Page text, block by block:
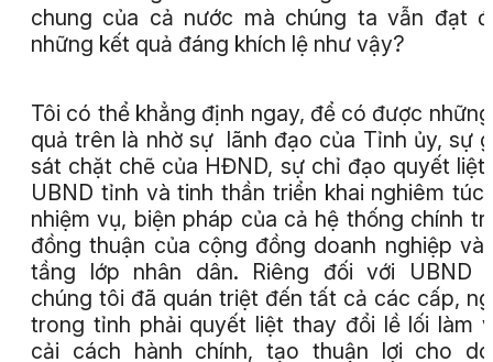
chung của cả nước mà chúng ta vẫn đạt
những kết quả đáng khích lệ như vậy?
Tôi có thể khẳng định ngay, để có được
quả trên là nhờ sự lãnh đạo của Tỉnh ủy, sự
sát chặt chẽ của HĐND, sự chỉ đạo quyết liệt
UBND tỉnh và tinh thần triển khai nghiêm túc
nhiệm vụ, biện pháp của cả hệ thống chính
đồng thuận của cộng đồng doanh nghiệp và
tầng lớp nhân dân. Riêng đối với UBND
chúng tôi đã quán triệt đến tất cả các cấp,
trong tỉnh phải quyết liệt thay đổi lề lối làm
cải cách hành chính, tạo thuận lợi cho